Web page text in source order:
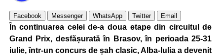
• Au evoluat formațiile:
Metalurgistul Cugir: B. Avram – P. Pahone, Liubashov,
Balaur, Sebaș (78, Kiraly) – Șaucă/cpt. (86, Tăban),
Butnariu, Udrea (60, Todoran), B. Minteuan (78, P.
Facebook Messenger WhatsApp Twitter Email
În continuarea celei de-a doua etape din circuitul de
Grand Prix, desfășurată în Brasov, în perioada 25-31
iulie, într-un concurs de șah clasic, Alba-Iulia a devenit